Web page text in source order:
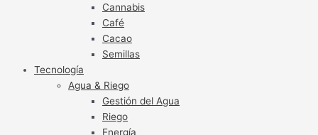
Cannabis
Café
Cacao
Semillas
Tecnología
Agua & Riego
Gestión del Agua
Riego
Energía